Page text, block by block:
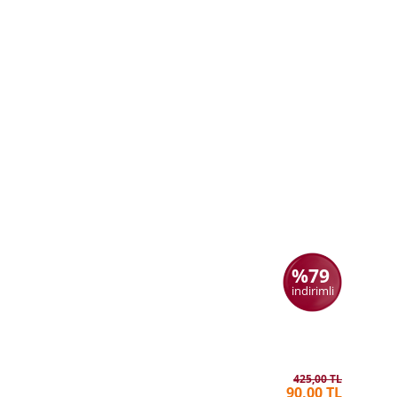
%79
indirimli
425,00 TL
90,00 TL